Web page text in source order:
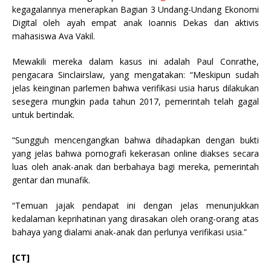
kegagalannya menerapkan Bagian 3 Undang-Undang Ekonomi
Digital oleh ayah empat anak Ioannis Dekas dan aktivis
mahasiswa Ava Vakil.
Mewakili mereka dalam kasus ini adalah Paul Conrathe,
pengacara Sinclairslaw, yang mengatakan: “Meskipun sudah
jelas keinginan parlemen bahwa verifikasi usia harus dilakukan
sesegera mungkin pada tahun 2017, pemerintah telah gagal
untuk bertindak.
“Sungguh mencengangkan bahwa dihadapkan dengan bukti
yang jelas bahwa pornografi kekerasan online diakses secara
luas oleh anak-anak dan berbahaya bagi mereka, pemerintah
gentar dan munafik.
“Temuan jajak pendapat ini dengan jelas menunjukkan
kedalaman keprihatinan yang dirasakan oleh orang-orang atas
bahaya yang dialami anak-anak dan perlunya verifikasi usia.”
[CT]